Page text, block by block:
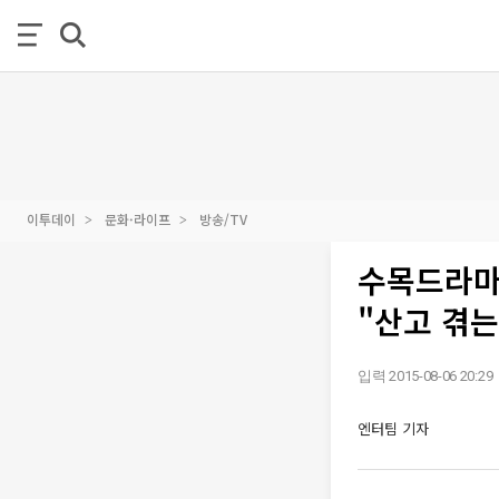
이투데이 문화·라이프 방송/TV
수목드라
"산고 겪
입력 2015-08-06 20:29
엔터팀 기자